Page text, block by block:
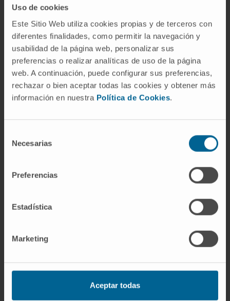
Uso de cookies
Este Sitio Web utiliza cookies propias y de terceros con
diferentes finalidades, como permitir la navegación y
usabilidad de la página web, personalizar sus
preferencias o realizar analíticas de uso de la página
web. A continuación, puede configurar sus preferencias,
rechazar o bien aceptar todas las cookies y obtener más
información en nuestra Política de Cookies.
Necesarias
Preferencias
Estadística
Marketing
Aceptar todas
Acreditación de dos Sexenios de
investigación por la Comisión Nacional
Evaluadora de la Actividad Investigadora.
Máster en Educación Médica en 2012,
Universidad de Navarra.
Ha dirigido 5 tesis doctorales, todas ellas
reconocidas con la máxima calificación, y
internacional.
Docencia en Grado: Profesor Responsable
de la asignatura de Nefrología de 5º curso
Director de 8 trabajos Fin de Grado y 1 de
Docencia especializada: organizador y
docente en cursos de formación continuada
2010), acreditados por la Comisión de
reuniones científicas de actualización en